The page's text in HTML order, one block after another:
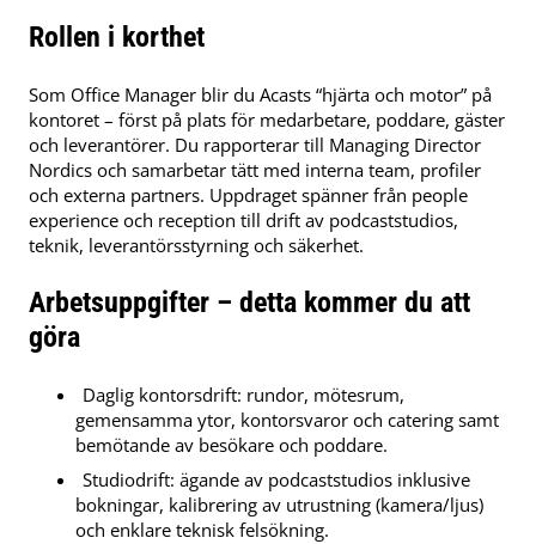
Rollen i korthet
Som Office Manager blir du Acasts “hjärta och motor” på
kontoret – först på plats för medarbetare, poddare, gäster
och leverantörer. Du rapporterar till Managing Director
Nordics och samarbetar tätt med interna team, profiler
och externa partners. Uppdraget spänner från people
experience och reception till drift av podcaststudios,
teknik, leverantörsstyrning och säkerhet.
Arbetsuppgifter – detta kommer du att
göra
Daglig kontorsdrift: rundor, mötesrum,
gemensamma ytor, kontorsvaror och catering samt
bemötande av besökare och poddare.
Studiodrift: ägande av podcaststudios inklusive
bokningar, kalibrering av utrustning (kamera/ljus)
och enklare teknisk felsökning.